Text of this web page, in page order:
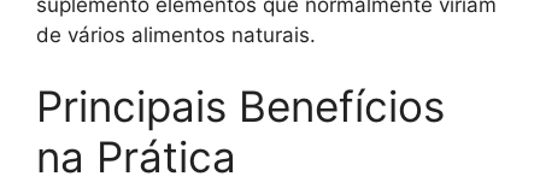
de vários alimentos naturais.
Principais Benefícios
na Prática